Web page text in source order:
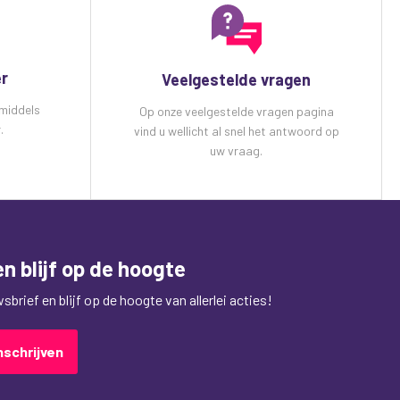
Veelgestelde vragen
Op onze veelgestelde vragen pagina
vind u wellicht al snel het antwoord op
uw vraag.
blijf op de hoogte
en blijf op de hoogte van allerlei acties!